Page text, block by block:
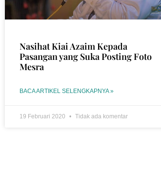
Nasihat Kiai Azaim Kepada
Pasangan yang Suka Posting Foto
Mesra
BACA ARTIKEL SELENGKAPNYA »
19 Februari 2020 Tidak ada komentar